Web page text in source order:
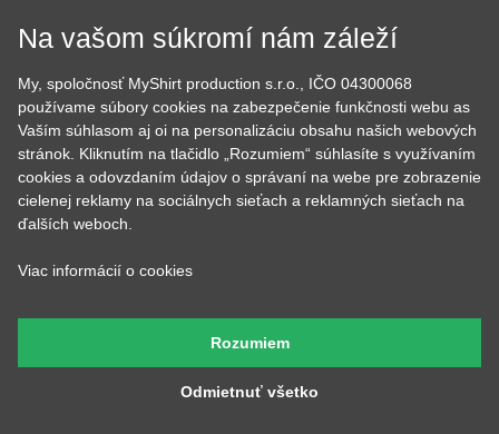
Ako merať?
Affiliate
Ochrana osobných údajov
Obchodné podmienky
Podmienky použitia webu
O cookie
KONTAKTY
Všetky motívy
Narodeninové
Nápisy
Povolania
Na vašom súkromí nám záleží
My, spoločnosť MyShirt production s.r.o., IČO 04300068
používame súbory cookies na zabezpečenie funkčnosti webu as
Vaším súhlasom aj oi na personalizáciu obsahu našich webových
stránok. Kliknutím na tlačidlo „Rozumiem“ súhlasíte s využívaním
cookies a odovzdaním údajov o správaní na webe pre zobrazenie
cielenej reklamy na sociálnych sieťach a reklamných sieťach na
ďalších weboch.
Viac informácií o cookies
Odmietnuť všetko
Rozumiem